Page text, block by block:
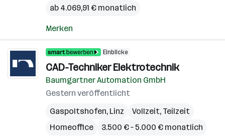
ab 4.069,91 € monatlich
Merken
Einblicke
CAD-Techniker Elektrotechnik
Baumgartner Automation GmbH
Gestern veröffentlicht
Gaspoltshofen, Linz
Vollzeit, Teilzeit
Homeoffice
3.500 € – 5.000 € monatlich